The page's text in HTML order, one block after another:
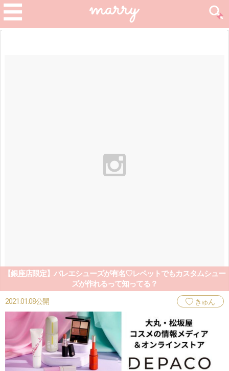
【銀座店限定】バレエシューズが有名♡レペットでもカスタムシュー
ズが作れるって知ってる？
2021.01.08公開 きゅん